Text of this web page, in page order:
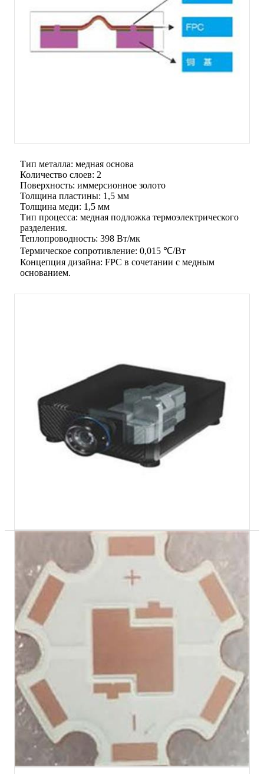
Тип металла: медная основа
Количество слоев: 2
Поверхность: иммерсионное золото
Толщина пластины: 1,5 мм
Толщина меди: 1,5 мм
Тип процесса: медная подложка термоэлектрического
разделения.
Теплопроводность: 398 Вт/мк
Термическое сопротивление: 0,015 ℃/Вт
Концепция дизайна: FPC в сочетании с медным
основанием.